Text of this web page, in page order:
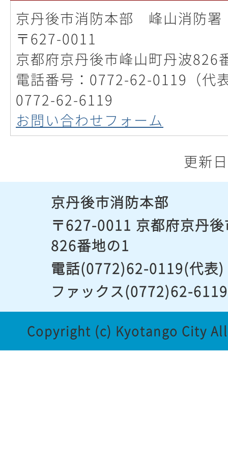
京丹後市消防本部 峰山消防署
〒627-0011
京都府京丹後市峰山町丹波826
電話番号：0772-62-0119（代
0772-62-6119
お問い合わせフォーム
更新
京丹後市消防本部
〒627-0011 京都府京丹
826番地の1
電話(0772)62-0119(代表)
ファックス(0772)62-
Copyright (c) Kyotango City